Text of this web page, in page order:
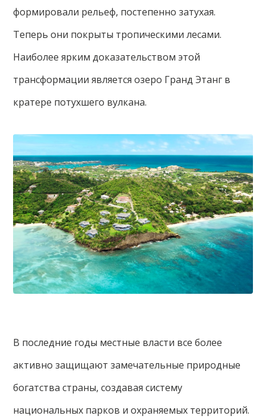
формировали рельеф, постепенно затухая.
Теперь они покрыты тропическими лесами.
Наиболее ярким доказательством этой
трансформации является озеро Гранд Этанг в
кратере потухшего вулкана.
В последние годы местные власти все более
активно защищают замечательные природные
богатства страны, создавая систему
национальных парков и охраняемых территорий.